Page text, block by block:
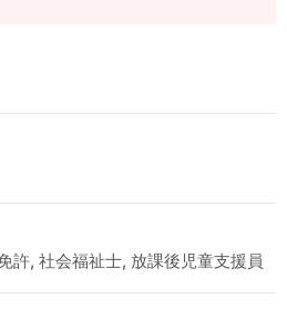
許, 社会福祉士, 放課後児童支援員